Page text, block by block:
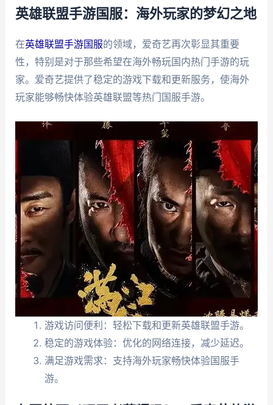
英雄联盟手游国服：海外玩家的梦幻之地
在英雄联盟手游国服的领域，爱奇艺再次彰显其重要
性，特别是对于那些希望在海外畅玩国内热门手游的玩
家。爱奇艺提供了稳定的游戏下载和更新服务，使海外
玩家能够畅快体验英雄联盟等热门国服手游。
游戏访问便利：轻松下载和更新英雄联盟手游。
稳定的游戏体验：优化的网络连接，减少延迟。
满足游戏需求：支持海外玩家畅快体验国服手
游。